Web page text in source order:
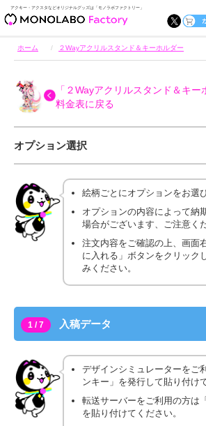
アクキー・アクスタなどオリジナルグッズは「モノラボファクトリー」
ホーム ２Wayアクリルスタンド＆キーホルダー
「２Wayアクリルスタンド＆キー
料金表に戻る
オプション選択
絵柄ごとにオプションをお選
オプションの内容によって納
場合がございます、ご注意く
注文内容をご確認の上、画面
に入れる」ボタンをクリック
みください。
1 / 7 入稿データ
デザインシミュレーターをご
ンキー」を発行して貼り付け
転送サーバーをご利用の方は
を貼り付けてください。